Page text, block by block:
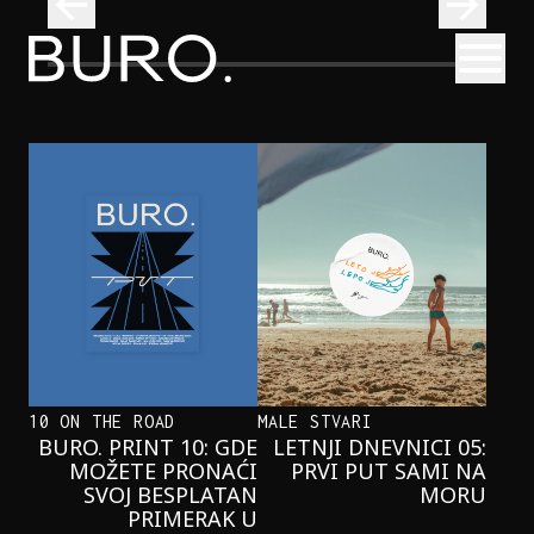
BURO.
ONAJ JEDAN PROIZVOD KOJI
STALNO SELIMO SA POLICE U
TORBE
10 ON THE ROAD
BURO. PRINT 10: GDE
MOŽETE PRONAĆI
SVOJ BESPLATAN
PRIMERAK U
MALE STVARI
LETNJI DNEVNICI 05:
PRVI PUT SAMI NA
MORU